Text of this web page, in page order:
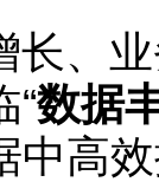
长、
“数据
中高